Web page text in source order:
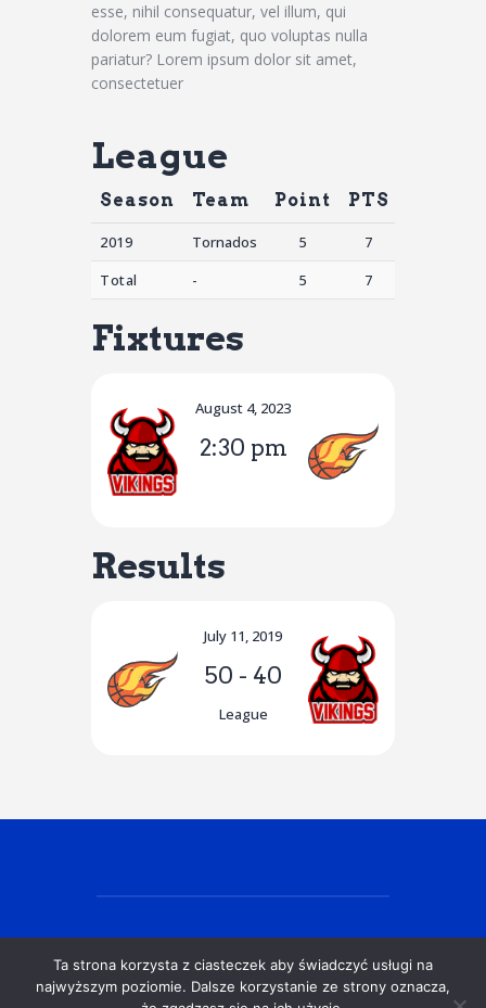
esse, nihil consequatur, vel illum, qui
dolorem eum fugiat, quo voluptas nulla
pariatur? Lorem ipsum dolor sit amet,
consectetuer
League
Season Team Point PTS
2019 Tornados 5 7
Total
- 5 7
Fixtures
August 4, 2023
2:30 pm
Results
July 11, 2019
50 - 40
League
© EX Siedlce Gdańsk 2025
Ta strona korzysta z ciasteczek aby świadczyć usługi na
najwyższym poziomie. Dalsze korzystanie ze strony oznacza,